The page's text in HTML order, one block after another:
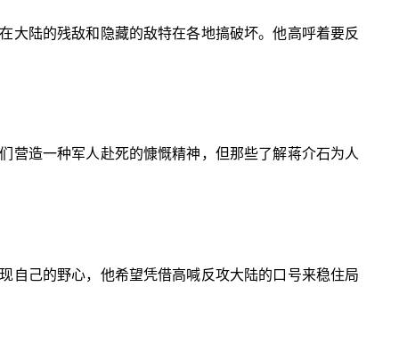
大陆的残敌和隐藏的敌特在各地搞破坏。他高呼着要反
营造一种军人赴死的慷慨精神，但那些了解蒋介石为人
自己的野心，他希望凭借高喊反攻大陆的口号来稳住局